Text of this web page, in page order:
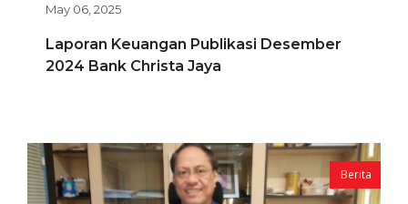
May 06, 2025
Laporan Keuangan Publikasi Desember
2024 Bank Christa Jaya
Berita